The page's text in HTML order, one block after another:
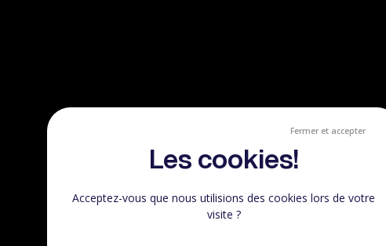
Fermer et accepter
Les cookies!
Acceptez-vous que nous utilisions des cookies lors de votre
visite ?